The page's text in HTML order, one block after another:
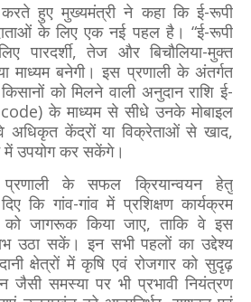
करते हुए मुख्यमंत्री ने कहा कि ई-रूपी
के लिए एक नई पहल है। “ई-रूपी
पारदर्शी, तेज और बिचौलिया-मुक्त
माध्यम बनेगी। इस प्रणाली के अंतर्गत
को मिलने वाली अनुदान राशि ई-
के माध्यम से सीधे उनके मोबाइल
अधिकृत केंद्रों या विक्रेताओं से खाद,
में उपयोग कर सकेंगे।
के सफल क्रियान्वयन हेतु
कि गांव-गांव में प्रशिक्षण कार्यक्रम
को जागरूक किया जाए, ताकि वे इस
उठा सकें। इन सभी पहलों का उद्देश्य
क्षेत्रों में कृषि एवं रोजगार को सुदृढ़
समस्या पर भी प्रभावी नियंत्रण